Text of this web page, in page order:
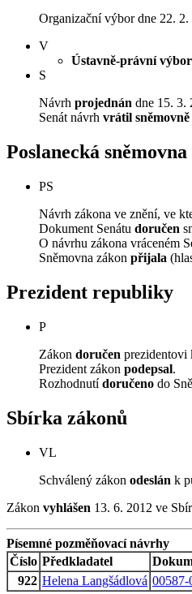
Organizační výbor dne 22. 2.
V
Ústavně-právní výbor
S
Návrh projednán dne 15. 3.
Senát návrh vrátil
Poslanecká sněmovna
PS
Návrh zákona ve znění, ve
Dokument Senátu doručen
O návrhu zákona vráceném
Sněmovna zákon přijala
Prezident republiky
P
Zákon doručen prezidentovi
Prezident zákon podepsal.
Rozhodnutídoručeno do
Sbírka zákonů
VL
Schválený zákon odeslán k
Zákon vyhlášen 13. 6. 2012 ve
Písemné pozměňovací návrhy
Číslo Předkladatel
922 Helena Langšádlová 00587-